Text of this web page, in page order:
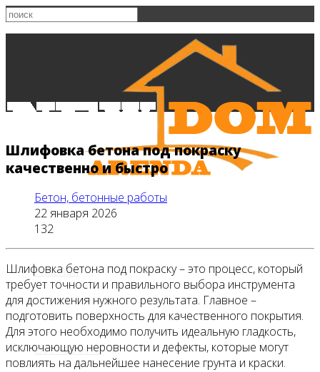
Главная
Все новости
Шлифовка бетона под покраску
качественно и быстро
Бетон, бетонные работы
22 января 2026
132
Шлифовка бетона под покраску – это процесс, который
требует точности и правильного выбора инструмента
для достижения нужного результата. Главное –
подготовить поверхность для качественного покрытия.
Для этого необходимо получить идеальную гладкость,
исключающую неровности и дефекты, которые могут
повлиять на дальнейшее нанесение грунта и краски.